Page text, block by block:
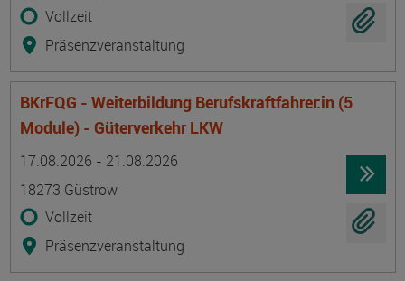
Vollzeit
Präsenzveranstaltung
BKrFQG - Weiterbildung Berufskraftfahrer:in (5
Module) - Güterverkehr LKW
17.08.2026 - 21.08.2026
18273 Güstrow
Vollzeit
Präsenzveranstaltung